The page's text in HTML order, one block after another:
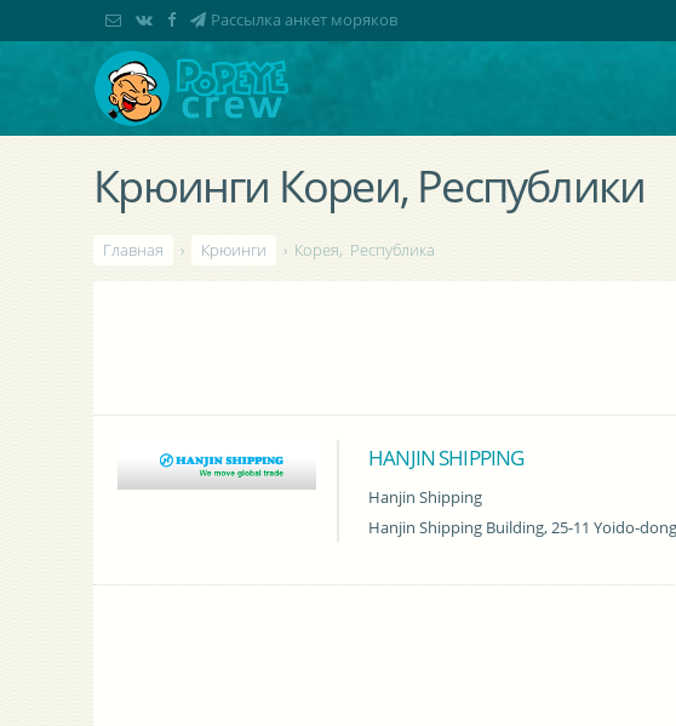
Крюинги Кореи, Республики
Главная › Крюинги › Корея, Республика
HANJIN SHIPPING
Hanjin Shipping
Hanjin Shipping Building, 25-11 Yoido-
Рассылка анкет моряков